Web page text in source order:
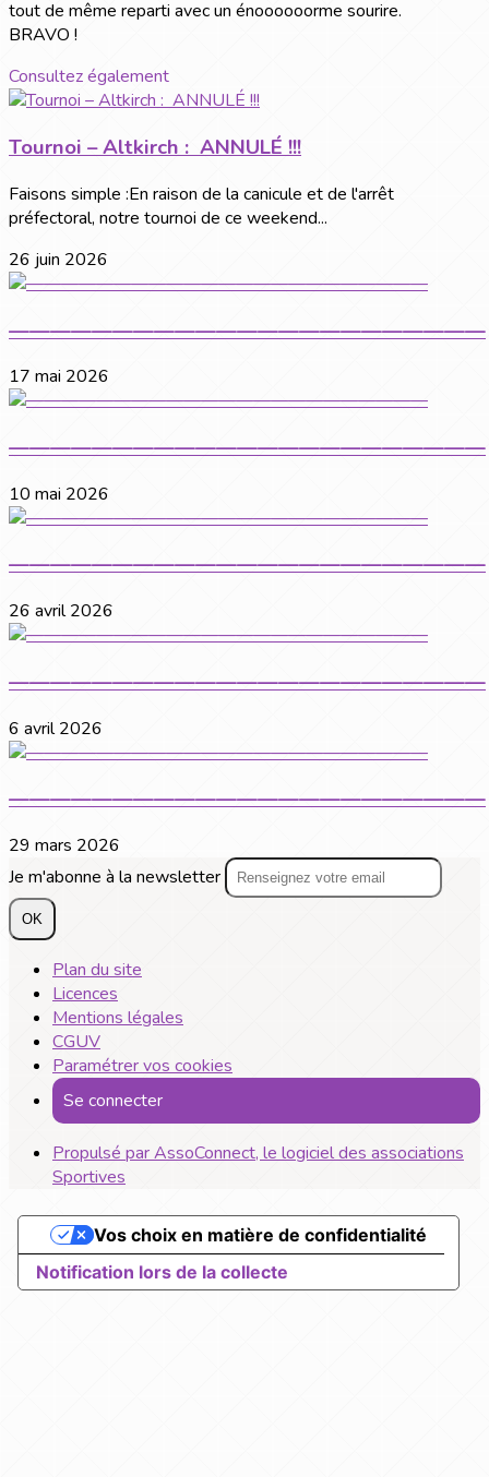
tout de même reparti avec un énoooooorme sourire.
BRAVO !
Consultez également
Tournoi – Altkirch : ANNULÉ !!!
Faisons simple :En raison de la canicule et de l'arrêt
préfectoral, notre tournoi de ce weekend...
26 juin 2026
———————————————————————
17 mai 2026
———————————————————————
10 mai 2026
———————————————————————
26 avril 2026
———————————————————————
6 avril 2026
———————————————————————
29 mars 2026
Je m'abonne à la newsletter
OK
Plan du site
Licences
Mentions légales
CGUV
Paramétrer vos cookies
Se connecter
Propulsé par AssoConnect, le logiciel des associations
Sportives
Notification lors de la collecte
Vos choix en matière de confidentialité